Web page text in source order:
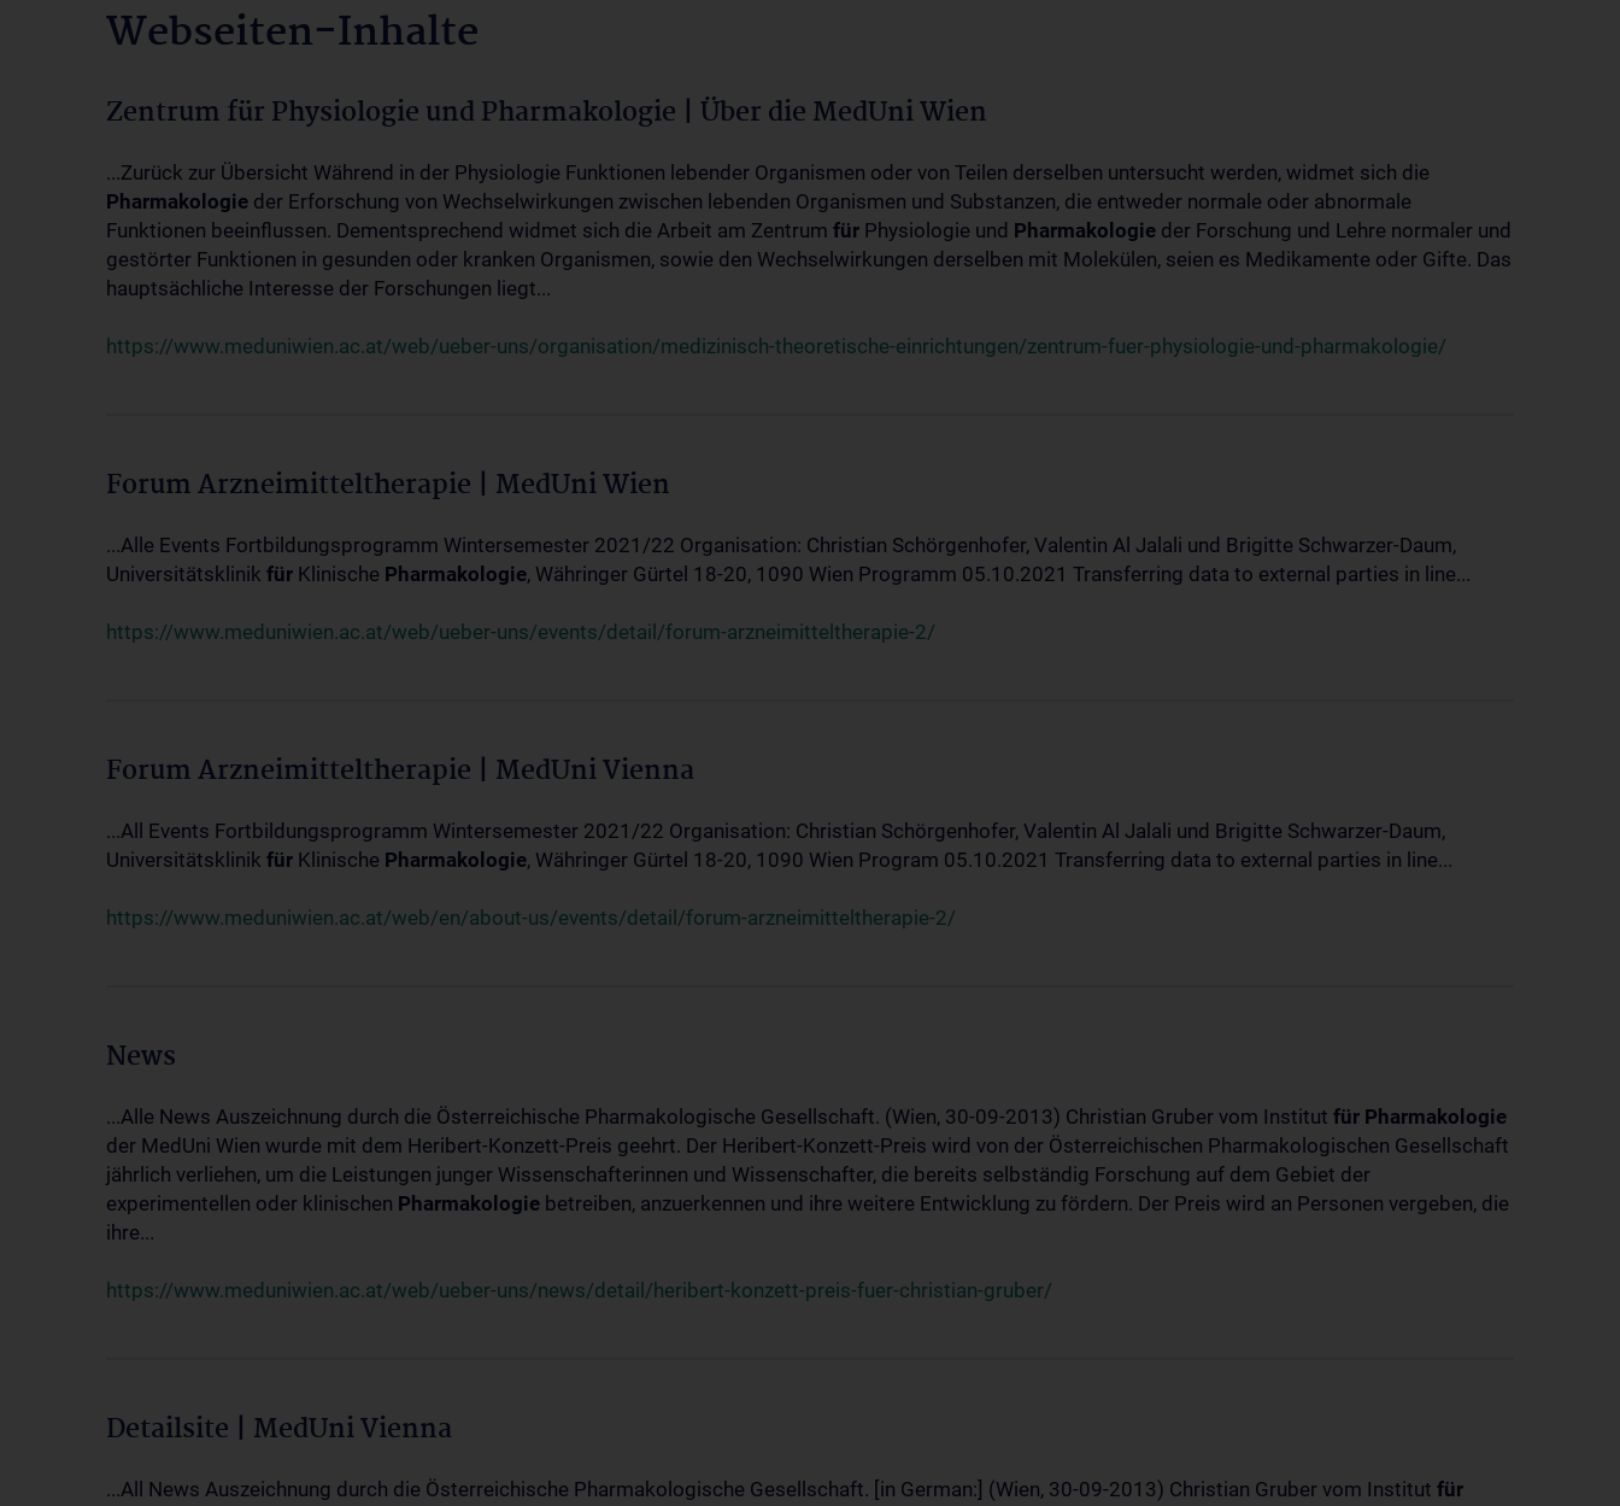
Webseiten-Inhalte
Zentrum für Physiologie und Pharmakologie | Über die MedUni Wien
...Zurück zur Übersicht Während in der Physiologie Funktionen lebender Organismen oder von Teilen derselben untersucht werden, widmet sich die
Pharmakologie der Erforschung von Wechselwirkungen zwischen lebenden Organismen und Substanzen, die entweder normale oder abnormale
Funktionen beeinflussen. Dementsprechend widmet sich die Arbeit am Zentrum für Physiologie und Pharmakologie der Forschung und Lehre normaler und
gestörter Funktionen in gesunden oder kranken Organismen, sowie den Wechselwirkungen derselben mit Molekülen, seien es Medikamente oder Gifte. Das
hauptsächliche Interesse der Forschungen liegt...
https://www.meduniwien.ac.at/web/ueber-uns/organisation/medizinisch-theoretische-einrichtungen/zentrum-fuer-physiologie-und-pharmakologie/
Forum Arzneimitteltherapie | MedUni Wien
...Alle Events Fortbildungsprogramm Wintersemester 2021/22 Organisation: Christian Schörgenhofer, Valentin Al Jalali und Brigitte Schwarzer-Daum,
Universitätsklinik für Klinische Pharmakologie, Währinger Gürtel 18-20, 1090 Wien Programm 05.10.2021 Transferring data to external parties in line...
https://www.meduniwien.ac.at/web/ueber-uns/events/detail/forum-arzneimitteltherapie-2/
Forum Arzneimitteltherapie | MedUni Vienna
...All Events Fortbildungsprogramm Wintersemester 2021/22 Organisation: Christian Schörgenhofer, Valentin Al Jalali und Brigitte Schwarzer-Daum,
Universitätsklinik für Klinische Pharmakologie, Währinger Gürtel 18-20, 1090 Wien Program 05.10.2021 Transferring data to external parties in line...
https://www.meduniwien.ac.at/web/en/about-us/events/detail/forum-arzneimitteltherapie-2/
News
...Alle News Auszeichnung durch die Österreichische Pharmakologische Gesellschaft. (Wien, 30-09-2013) Christian Gruber vom Institut für Pharmakologie
der MedUni Wien wurde mit dem Heribert-Konzett-Preis geehrt. Der Heribert-Konzett-Preis wird von der Österreichischen Pharmakologischen Gesellschaft
jährlich verliehen, um die Leistungen junger Wissenschafterinnen und Wissenschafter, die bereits selbständig Forschung auf dem Gebiet der
experimentellen oder klinischen Pharmakologie betreiben, anzuerkennen und ihre weitere Entwicklung zu fördern. Der Preis wird an Personen vergeben, die
ihre...
https://www.meduniwien.ac.at/web/ueber-uns/news/detail/heribert-konzett-preis-fuer-christian-gruber/
Detailsite | MedUni Vienna
...All News Auszeichnung durch die Österreichische Pharmakologische Gesellschaft. [in German:] (Wien, 30-09-2013) Christian Gruber vom Institut für